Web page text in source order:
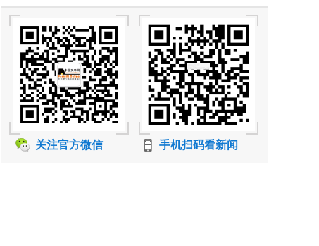
戏”，其无穷的未来在“空间智能”！
关注官方微信 手机扫码看新闻